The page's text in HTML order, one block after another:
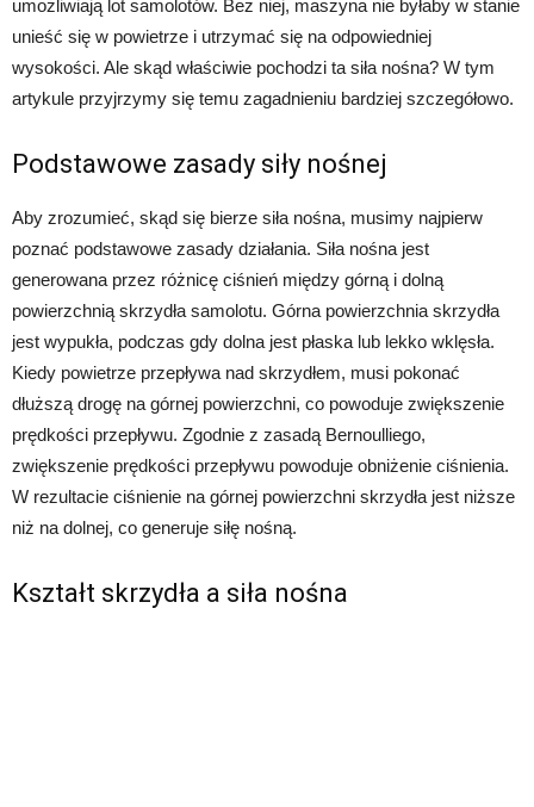
umożliwiają lot samolotów. Bez niej, maszyna nie byłaby w stanie
unieść się w powietrze i utrzymać się na odpowiedniej
wysokości. Ale skąd właściwie pochodzi ta siła nośna? W tym
artykule przyjrzymy się temu zagadnieniu bardziej szczegółowo.
Podstawowe zasady siły nośnej
Aby zrozumieć, skąd się bierze siła nośna, musimy najpierw
poznać podstawowe zasady działania. Siła nośna jest
generowana przez różnicę ciśnień między górną i dolną
powierzchnią skrzydła samolotu. Górna powierzchnia skrzydła
jest wypukła, podczas gdy dolna jest płaska lub lekko wklęsła.
Kiedy powietrze przepływa nad skrzydłem, musi pokonać
dłuższą drogę na górnej powierzchni, co powoduje zwiększenie
prędkości przepływu. Zgodnie z zasadą Bernoulliego,
zwiększenie prędkości przepływu powoduje obniżenie ciśnienia.
W rezultacie ciśnienie na górnej powierzchni skrzydła jest niższe
niż na dolnej, co generuje siłę nośną.
Kształt skrzydła a siła nośna